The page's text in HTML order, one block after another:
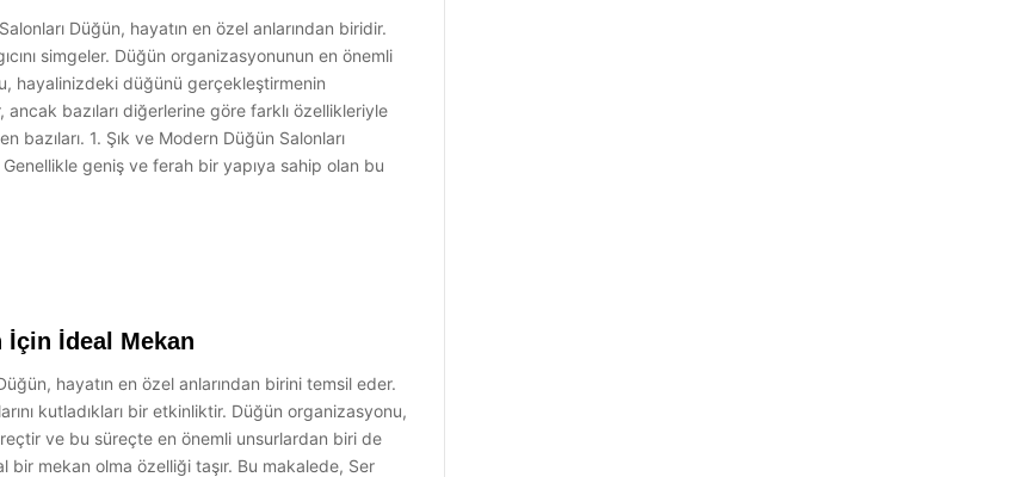
Düğün, hayatın en özel anlarından biridir.
simgeler. Düğün organizasyonunun en önemli
hayalinizdeki düğünü gerçekleştirmenin
bazıları diğerlerine göre farklı özellikleriyle
1. Şık ve Modern Düğün Salonları
geniş ve ferah bir yapıya sahip olan bu
İdeal Mekan
hayatın en özel anlarından birini temsil eder.
kutladıkları bir etkinliktir. Düğün organizasyonu,
ve bu süreçte en önemli unsurlardan biri de
bir mekan olma özelliği taşır. Bu makalede, Ser